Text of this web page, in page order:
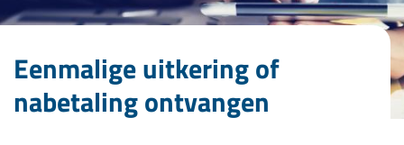
Eenmalige uitkering of
nabetaling ontvangen